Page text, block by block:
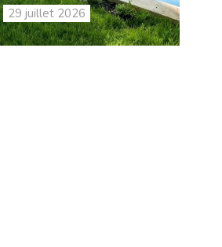
29 juillet 2026